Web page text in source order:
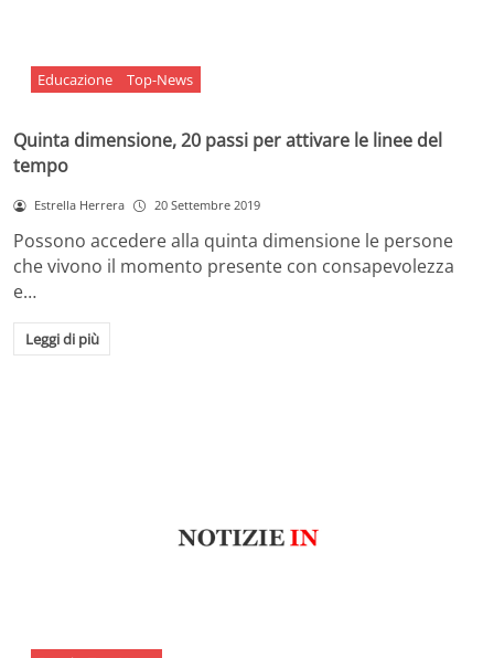
Educazione Top-News
Quinta dimensione, 20 passi per attivare le linee del
tempo
Estrella Herrera 20 Settembre 2019
Possono accedere alla quinta dimensione le persone
che vivono il momento presente con consapevolezza
e…
Leggi di più